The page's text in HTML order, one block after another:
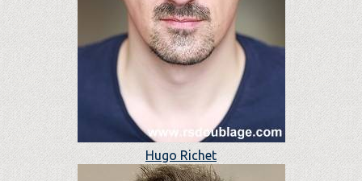
Hugo Richet